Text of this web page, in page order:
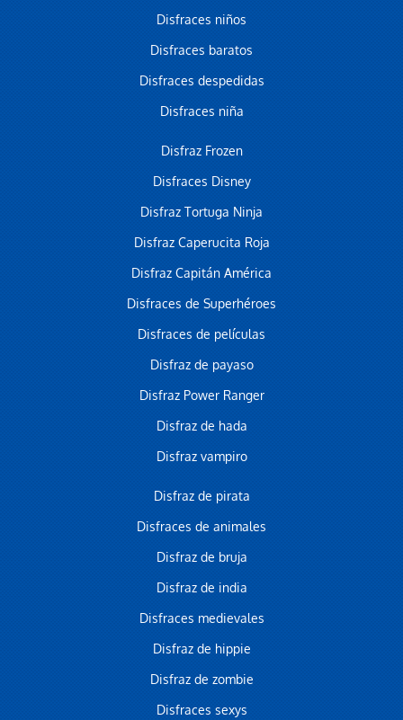
Disfraces niños
Disfraces baratos
Disfraces despedidas
Disfraces niña
Disfraz Frozen
Disfraces Disney
Disfraz Tortuga Ninja
Disfraz Caperucita Roja
Disfraz Capitán América
Disfraces de Superhéroes
Disfraces de películas
Disfraz de payaso
Disfraz Power Ranger
Disfraz de hada
Disfraz vampiro
Disfraz de pirata
Disfraces de animales
Disfraz de bruja
Disfraz de india
Disfraces medievales
Disfraz de hippie
Disfraz de zombie
Disfraces sexys